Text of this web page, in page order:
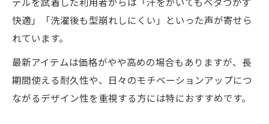
快適」「洗濯後も型崩れしにくい」といった声が寄せら
れています。
最新アイテムは価格がやや高めの場合もありますが、長
期間使える耐久性や、日々のモチベーションアップにつ
ながるデザイン性を重視する方には特におすすめです。